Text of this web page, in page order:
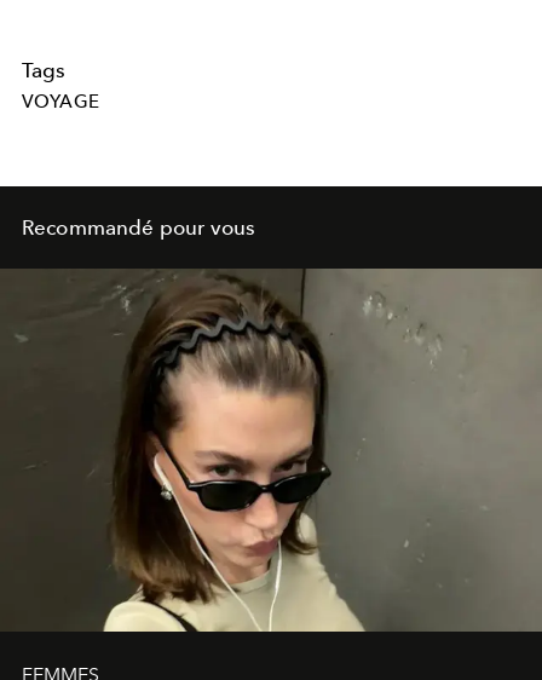
Tags
VOYAGE
Recommandé pour vous
FEMMES